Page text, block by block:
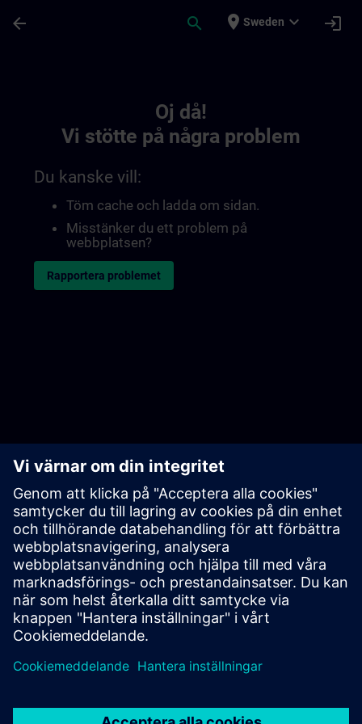
arrow_back search place Sweden expand_more login
Oj då!
Vi stötte på några problem
Du kanske vill:
Töm cache och ladda om sidan.
Misstänker du ett problem på
webbplatsen?
Rapportera problemet